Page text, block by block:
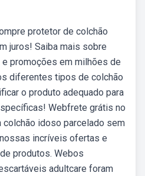
protetor de colchão
juros! Saiba mais sobre
promoções em milhões de
diferentes tipos de colchão
o produto adequado para
Webfrete grátis no
colchão idoso parcelado sem
incríveis ofertas e
produtos. Webos
adultcare foram